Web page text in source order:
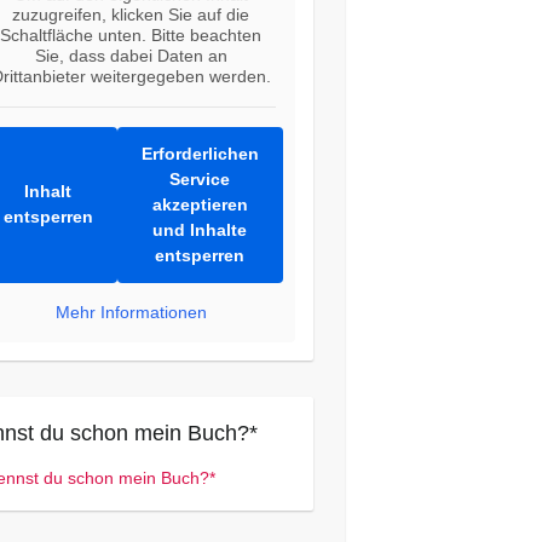
zuzugreifen, klicken Sie auf die
Schaltfläche unten. Bitte beachten
Sie, dass dabei Daten an
weitergegeben werden.
Inhalt
entsperren
Erforderlichen
Service
akzeptieren
und Inhalte
entsperren
Mehr Informationen
du schon mein Buch?*